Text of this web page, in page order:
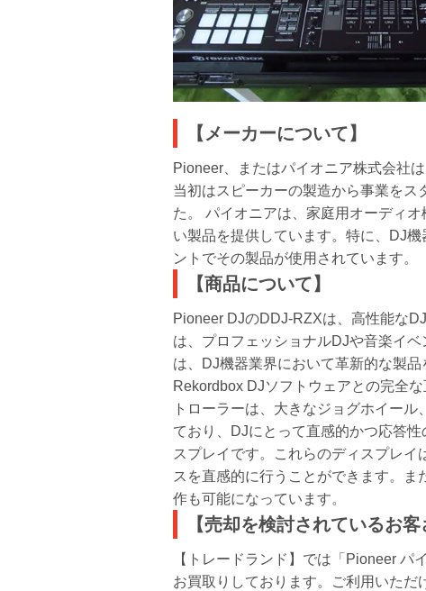
【メーカーについて】
Pioneer、またはパイオニア株式会社
当初はスピーカーの製造から事業を
た。 パイオニアは、家庭用オーディ
い製品を提供しています。特に、DJ
ントでその製品が使用されています。
【商品について】
Pioneer DJのDDJ-RZXは、高性能な
は、プロフェッショナルDJや音楽イ
は、DJ機器業界において革新的な製
Rekordbox DJソフトウェアとの完全
トローラーは、大きなジョグホイー
ており、DJにとって直感的かつ応答
スプレイです。これらのディスプレ
スを直感的に行うことができます。
作も可能になっています。
【売却を検討されているお客
【トレードランド】では「Pioneer
お買取りしております。ご利用いた